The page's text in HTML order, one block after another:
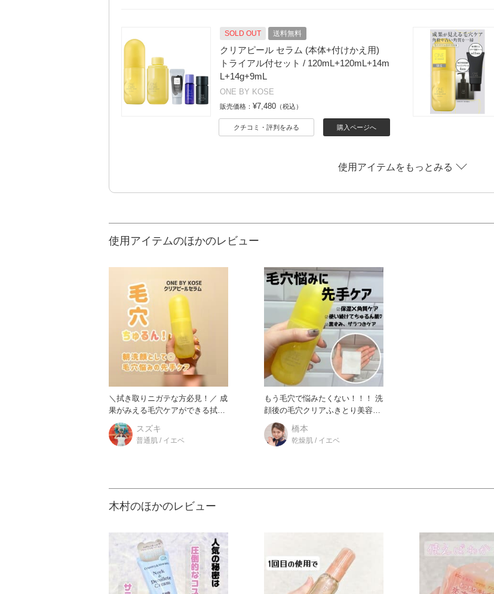
SOLD OUT 送料無料
クリアピール セラム (本体+付けかえ用)
トライアル付セット / 120mL+120mL+14m
L+14g+9mL
ONE BY KOSE
販売価格： ¥7,480 （税込）
購入ページへ
クチコミ・評判をみる
使用アイテムをもっとみる
使用アイテムのほかのレビュー
＼拭き取りニガテな方必見！／ 成
果がみえる毛穴ケアができる拭き
取りがワンバイコーセーからで
スズキ
普通肌 / イエベ
もう毛穴で悩みたくない！！！ 洗
顔後の毛穴クリアふきとり美容液
で先手ケア始めませんか？
橋本
乾燥肌 / イエベ
木村のほかのレビュー